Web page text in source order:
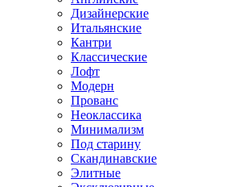
Дизайнерские
Итальянские
Кантри
Классические
Лофт
Модерн
Прованс
Неоклассика
Минимализм
Под старину
Скандинавские
Элитные